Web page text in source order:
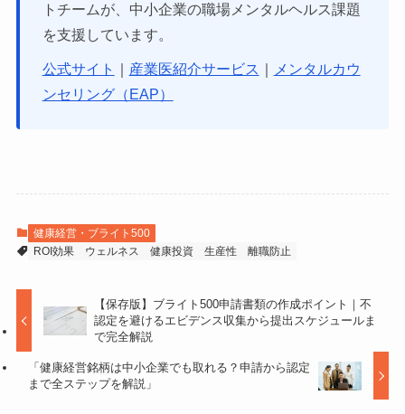
トチームが、中小企業の職場メンタルヘルス課題
を支援しています。
公式サイト ｜ 産業医紹介サービス ｜
メンタルカウ
ンセリング（EAP）
健康経営・ブライト500
ROI効果
ウェルネス 健康投資 生産性 離職防止
【保存版】ブライト500申請書類の作成ポイント｜不
認定を避けるエビデンス収集から提出スケジュールま
で完全解説
「健康経営銘柄は中小企業でも取れる？申請から認定
まで全ステップを解説」